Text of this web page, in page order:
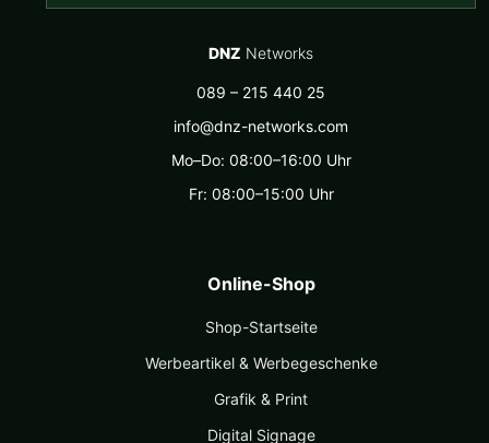
DNZ Networks
089 – 215 440 25
info@dnz-networks.com
Mo–Do: 08:00–16:00 Uhr
Fr: 08:00–15:00 Uhr
Online-Shop
Shop-Startseite
Werbeartikel & Werbegeschenke
Grafik & Print
Digital Signage